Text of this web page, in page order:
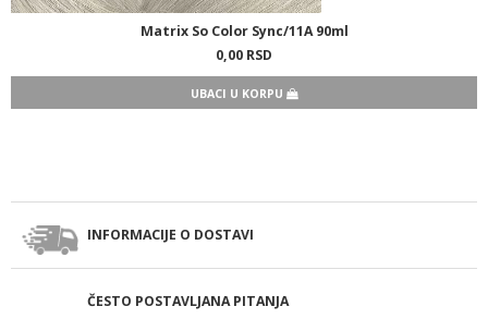
Matrix So Color Sync/11A 90ml
0,00 RSD
UBACI U KORPU
INFORMACIJE O DOSTAVI
ČESTO POSTAVLJANA PITANJA